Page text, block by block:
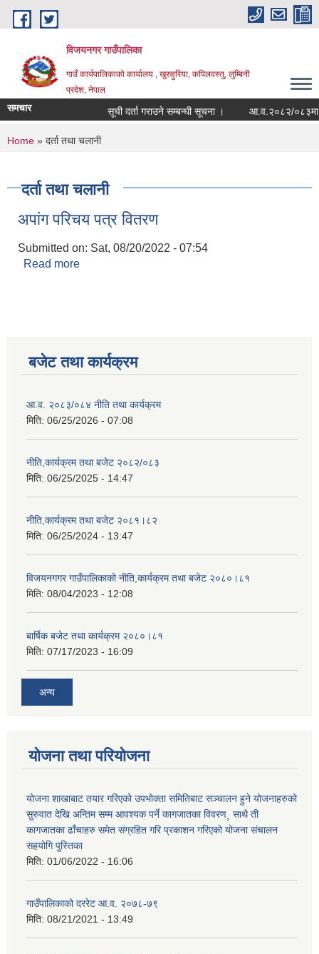
Skip to main content
विजयनगर गाउँपालिका
गाउँ कार्यपालिकाको कार्यालय , खुरुहुरिया, कपिलवस्तु, लुम्बिनी
प्रदेश, नेपाल
समचार सूची दर्ता गराउने सम्बन्धी सूचना । आ.व.२०८२/०८३मा
You are here
Home » दर्ता तथा चलानी
दर्ता तथा चलानी
अपांग परिचय पत्र वितरण
Submitted on: Sat, 08/20/2022 - 07:54
Read more
बजेट तथा कार्यक्रम
आ.व. २०८३/०८४ नीति तथा कार्यक्रम
मिति: 06/25/2026 - 07:08
नीति,कार्यक्रम तथा बजेट २०८२/०८३
मिति: 06/25/2025 - 14:47
नीति,कार्यक्रम तथा बजेट २०८१।८२
मिति: 06/25/2024 - 13:47
विजयनगगर गाउँपालिकाको नीति,कार्यक्रम तथा बजेट २०८०।८१
मिति: 08/04/2023 - 12:08
बार्षिक बजेट तथा कार्यक्रम २०८०।८१
मिति: 07/17/2023 - 16:09
अन्य
योजना तथा परियोजना
योजना शाखाबाट तयार गरिएको उपभोक्ता समितिबाट सञ्चालन हुने योजनाहरुको
सुरुवात देखि अन्तिम सम्म आवश्यक पर्ने कागजातका विवरण¸ साथै ती
कागजातका ढाँचाहरु समेत संग्रहित गरि प्रकाशन गरिएको योजना संचालन
सहयोगि पुस्तिका
मिति: 01/06/2022 - 16:06
गाउँपालिकाको दररेट आ.व. २०७८-७९
मिति: 08/21/2021 - 13:49